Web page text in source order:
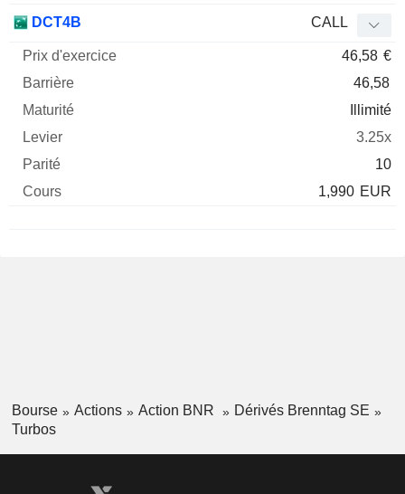
DCT4B CALL
46,58 €
46,58
Illimité
3.25x
10
1,990 EUR
Bourse Actions Action BNR
Dérivés Brenntag SE
Turbos